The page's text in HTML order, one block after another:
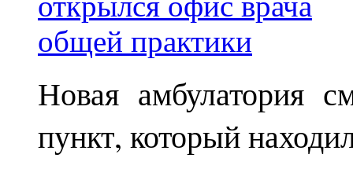
Новая амбулатория
пункт, который